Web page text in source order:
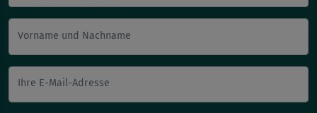
Vorname und Nachname
Ihre E-Mail-Adresse